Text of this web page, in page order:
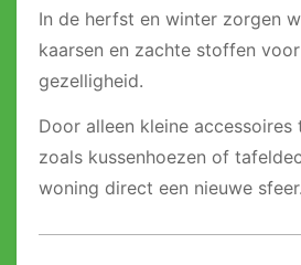
In de herfst en winter zorgen
kaarsen en zachte stoffen
gezelligheid.
Door alleen kleine accessoires
zoals kussenhoezen of
woning direct een nieuwe sfeer.